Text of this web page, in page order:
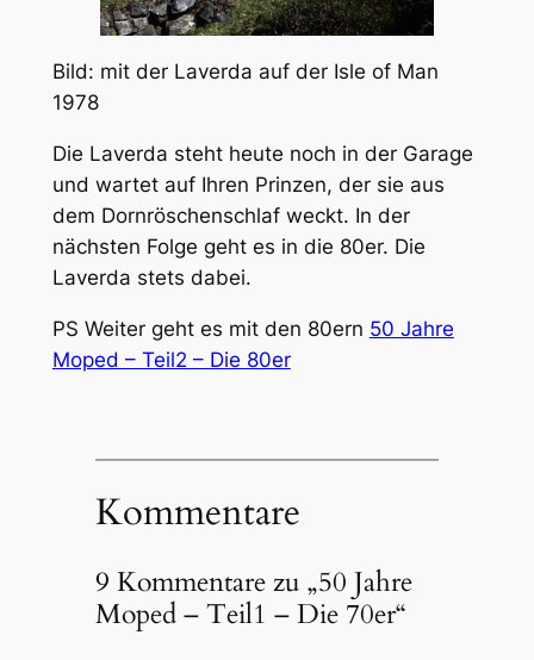
Bild: mit der Laverda auf der Isle of Man
1978
Die Laverda steht heute noch in der Garage
und wartet auf Ihren Prinzen, der sie aus
dem Dornröschenschlaf weckt. In der
nächsten Folge geht es in die 80er. Die
Laverda stets dabei.
PS Weiter geht es mit den 80ern 50 Jahre
Moped – Teil2 – Die 80er
Kommentare
9 Kommentare zu „50 Jahre
Moped – Teil1 – Die 70er“